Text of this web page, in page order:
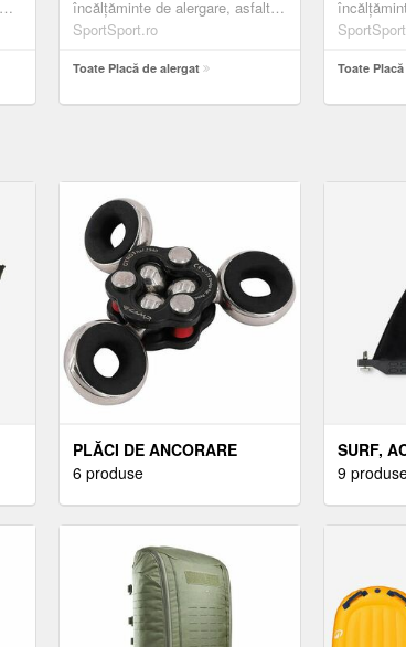
încălțăminte de alergare, asfalt,
galben
SportSport.ro
Toate Placă de alergat
galben
Toate
PLĂCI DE ANCORARE
6 produse
SURF,
SURF
9